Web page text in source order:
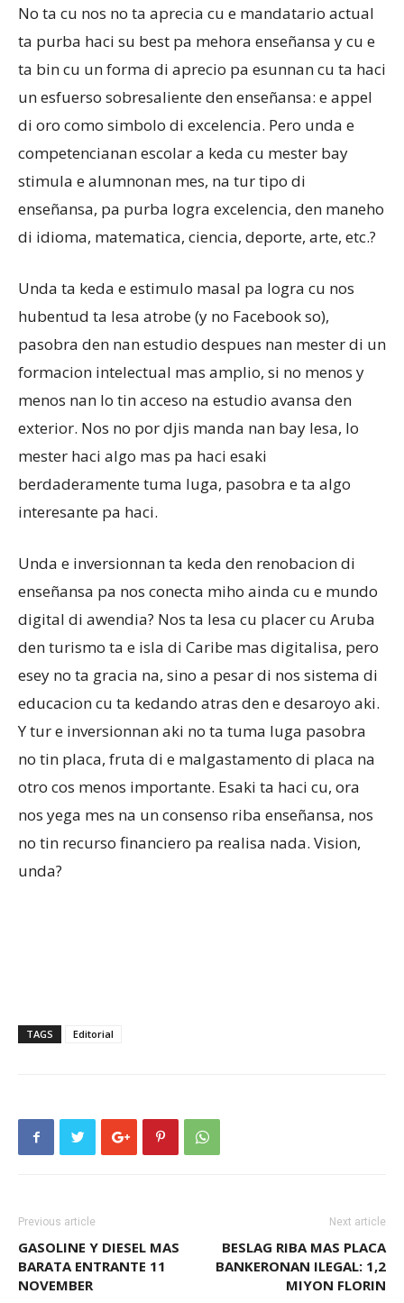
No ta cu nos no ta aprecia cu e mandatario actual
ta purba haci su best pa mehora enseñansa y cu e
ta bin cu un forma di aprecio pa esunnan cu ta haci
un esfuerso sobresaliente den enseñansa: e appel
di oro como simbolo di excelencia. Pero unda e
competencianan escolar a keda cu mester bay
stimula e alumnonan mes, na tur tipo di
enseñansa, pa purba logra excelencia, den maneho
di idioma, matematica, ciencia, deporte, arte, etc.?
Unda ta keda e estimulo masal pa logra cu nos
hubentud ta lesa atrobe (y no Facebook so),
pasobra den nan estudio despues nan mester di un
formacion intelectual mas amplio, si no menos y
menos nan lo tin acceso na estudio avansa den
exterior. Nos no por djis manda nan bay lesa, lo
mester haci algo mas pa haci esaki
berdaderamente tuma luga, pasobra e ta algo
interesante pa haci.
Unda e inversionnan ta keda den renobacion di
enseñansa pa nos conecta miho ainda cu e mundo
digital di awendia? Nos ta lesa cu placer cu Aruba
den turismo ta e isla di Caribe mas digitalisa, pero
esey no ta gracia na, sino a pesar di nos sistema di
educacion cu ta kedando atras den e desaroyo aki.
Y tur e inversionnan aki no ta tuma luga pasobra
no tin placa, fruta di e malgastamento di placa na
otro cos menos importante. Esaki ta haci cu, ora
nos yega mes na un consenso riba enseñansa, nos
no tin recurso financiero pa realisa nada. Vision,
unda?
TAGS Editorial
Previous article
GASOLINE Y DIESEL MAS
BARATA ENTRANTE 11
NOVEMBER
Next article
BESLAG RIBA MAS PLACA
BANKERONAN ILEGAL: 1,2
MIYON FLORIN